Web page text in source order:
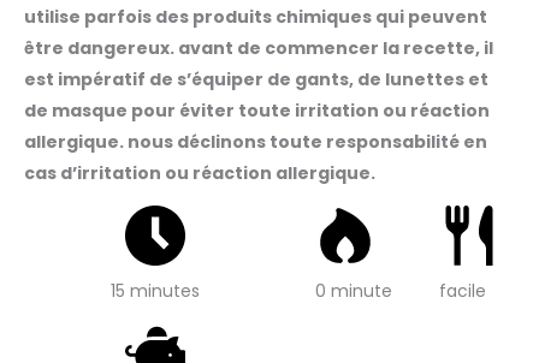
utilise parfois des produits chimiques qui peuvent
être dangereux. avant de commencer la recette, il
est impératif de s’équiper de gants, de lunettes et
de masque pour éviter toute irritation ou réaction
allergique. nous déclinons toute responsabilité en
cas d’irritation ou réaction allergique.
15 minutes 0 minute facile